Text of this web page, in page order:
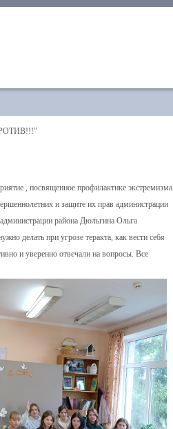
, посвященное профилактике экстремизма
и защите их прав администрации
района Дюльгина Ольга
делать при угрозе теракта, как вести себя
и уверенно отвечали на вопросы. Все